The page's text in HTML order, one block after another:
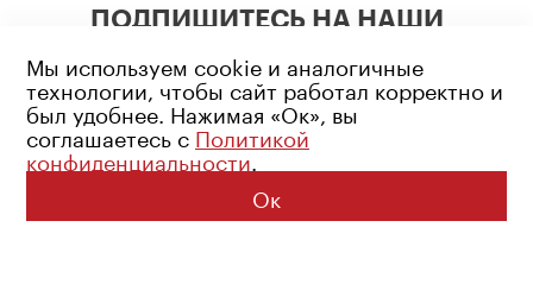
ПОДПИШИТЕСЬ НА НАШИ
Возрастное ограничение: 16+
Политика конфиденциальности
© 2026 Все права защищены
Мы используем cookie и аналогичные
технологии, чтобы сайт работал корректно и
был удобнее. Нажимая «Ок», вы
соглашаетесь с Политикой
конфиденциальности.
Ок